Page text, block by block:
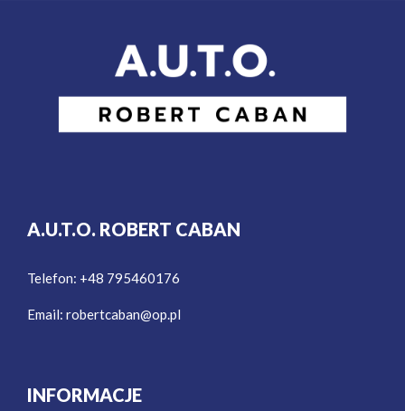
A.U.T.O. ROBERT CABAN
Telefon: +48 795460176
Email: robertcaban@op.pl
INFORMACJE